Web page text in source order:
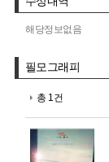
해당정보없음
필모그래피
총 1건